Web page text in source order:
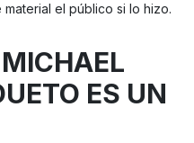
el público si lo hizo.
ES UN